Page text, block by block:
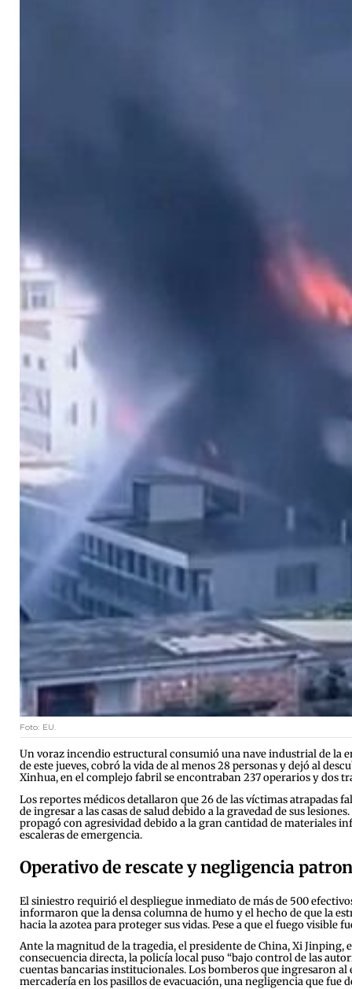
Foto: EU.
Un voraz incendio estructural consumió una nave industrial de la
de este jueves, cobró la vida de al menos 28 personas y dejó al
Xinhua, en el complejo fabril se encontraban 237 operarios y dos
Los reportes médicos detallaron que 26 de las víctimas atrapadas
de ingresar a las casas de salud debido a la gravedad de sus
propagó con agresividad debido a la gran cantidad de materiales
escaleras de emergencia.
Operativo de rescate y negligencia
El siniestro requirió el despliegue inmediato de más de 500
informaron que la densa columna de humo y el hecho de que la
hacia la azotea para proteger sus vidas. Pese a que el fuego
Ante la magnitud de la tragedia, el presidente de China, Xi
consecuencia directa, la policía local puso “bajo control de las
cuentas bancarias institucionales. Los bomberos que ingresaron
mercadería en los pasillos de evacuación, una negligencia que fue